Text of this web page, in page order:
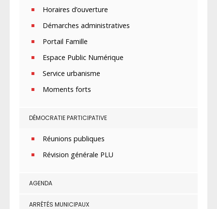
Horaires d’ouverture
Démarches administratives
Portail Famille
Espace Public Numérique
Service urbanisme
Moments forts
DÉMOCRATIE PARTICIPATIVE
Réunions publiques
Révision générale PLU
AGENDA
ARRÊTÉS MUNICIPAUX